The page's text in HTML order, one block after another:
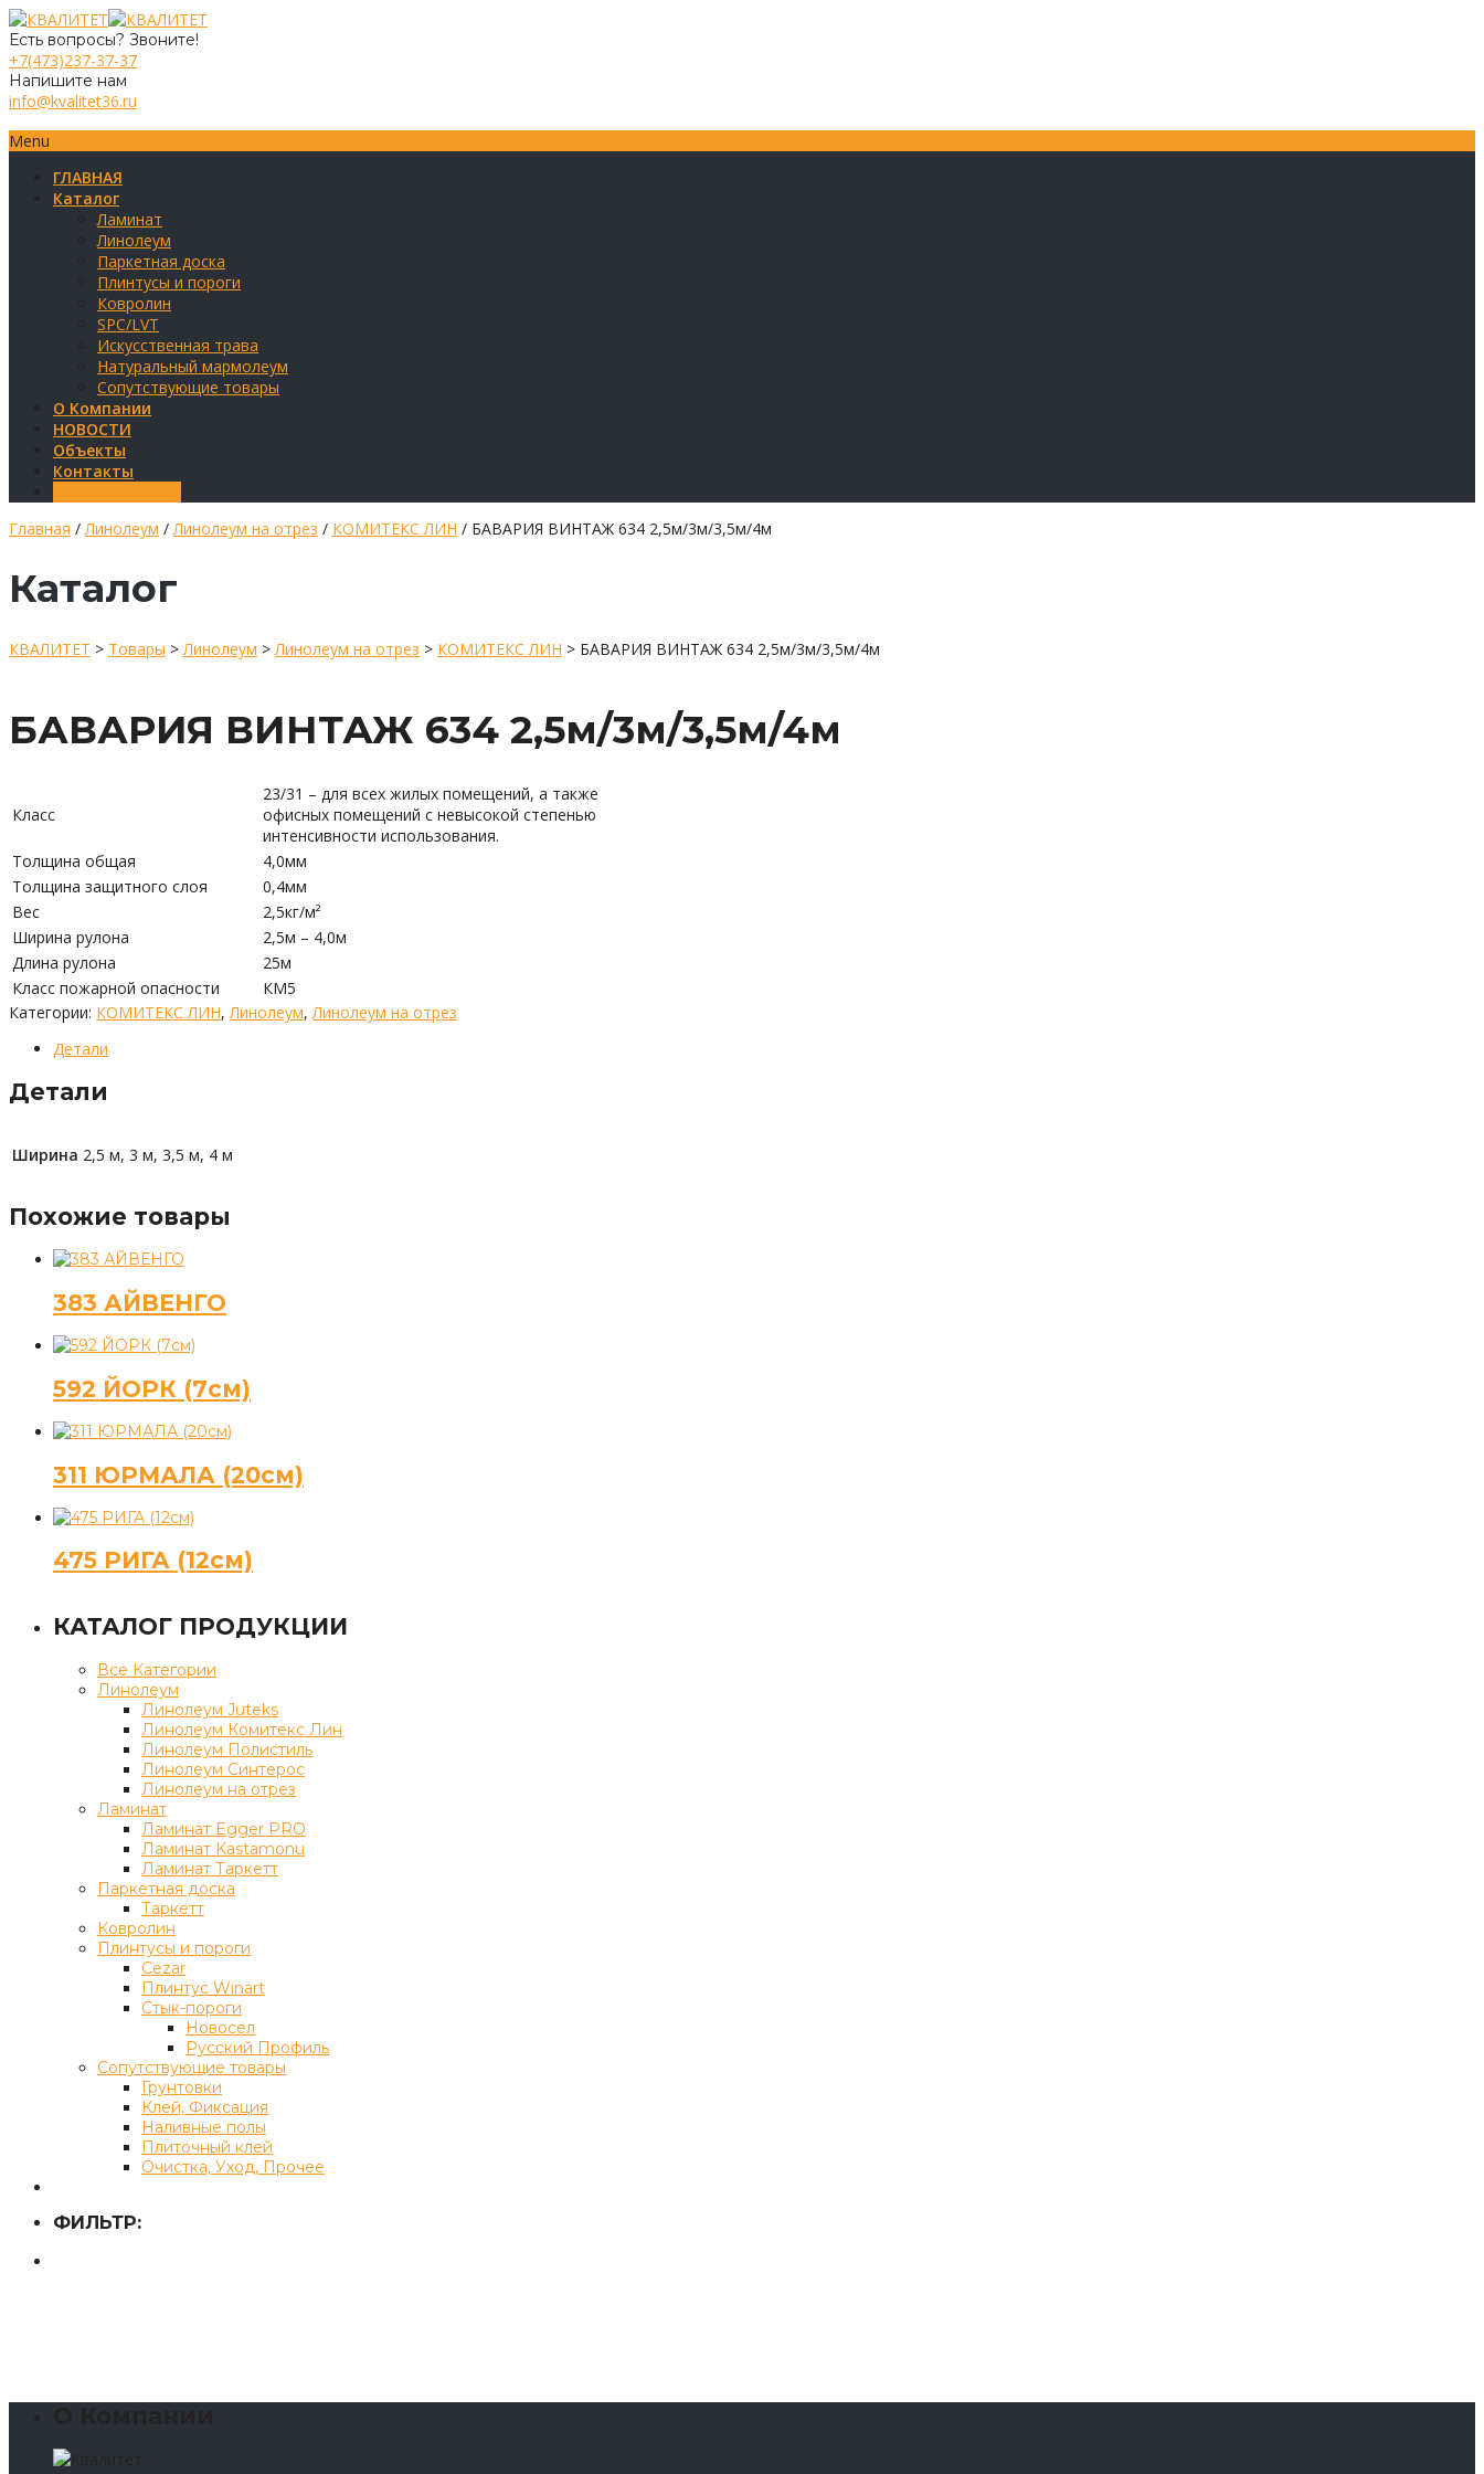
Есть вопросы? Звоните!
+7(473)237-37-37
Напишите нам
info@kvalitet36.ru
Menu
ГЛАВНАЯ
Каталог
Ламинат
Линолеум
Паркетная доска
Плинтусы и пороги
Ковролин
SPC/LVT
Искусственная трава
Натуральный мармолеум
Сопутствующие товары
О Компании
НОВОСТИ
Объекты
Контакты
Главная /Линолеум /Линолеум на отрез / КОМИТЕКС ЛИН / БАВАРИЯ ВИНТАЖ 634 2,5м/3м/3,5м/4м
Каталог
КВАЛИТЕТ > Товары >Линолеум >Линолеум на отрез > КОМИТЕКС ЛИН > БАВАРИЯ ВИНТАЖ 634 2,5м/3м/3,5м/4м
БАВАРИЯ ВИНТАЖ 634 2,5м/3м/3,5м/4м
Класс
23/31 – для всех жилых помещений, а также
офисных помещений с невысокой степенью
интенсивности использования.
Толщина общая
4,0мм
Толщина защитного слоя
0,4мм
Вес
2,5кг/м²
Ширина рулона
2,5м – 4,0м
Длина рулона
25м
Класс пожарной опасности
КМ5
Категории: КОМИТЕКС ЛИН, Линолеум, Линолеум на отрез
Детали
Детали
Ширина 2,5 м, 3 м, 3,5 м, 4 м
Похожие товары
383 АЙВЕНГО
592 ЙОРК (7см)
311 ЮРМАЛА (20см)
475 РИГА (12см)
КАТАЛОГ ПРОДУКЦИИ
Все Категории
Линолеум
Линолеум Juteks
Линолеум Комитекс Лин
Линолеум Полистиль
Линолеум Синтерос
Линолеум на отрез
Ламинат
Ламинат Egger PRO
Ламинат Kastamonu
Ламинат Таркетт
Паркетная доска
Таркетт
Ковролин
Плинтусы и пороги
Cezar
Плинтус Winart
Стык-пороги
Новосел
Русский Профиль
Сопутствующие товары
Грунтовки
Клей, Фиксация
Наливные полы
Плиточный клей
Очистка, Уход, Прочее
ФИЛЬТР: